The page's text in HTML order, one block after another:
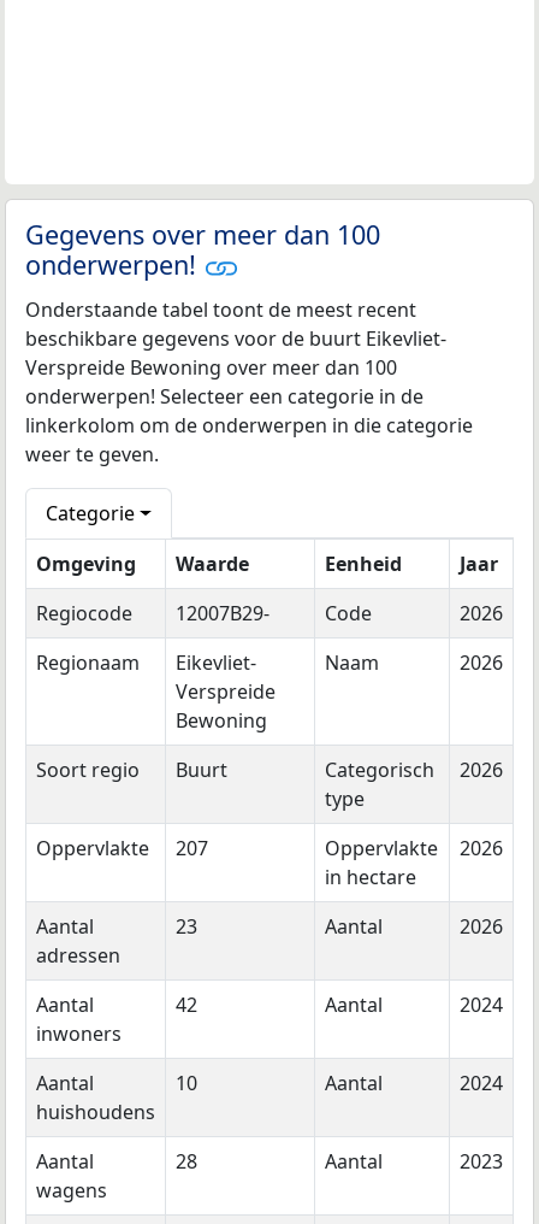
Gegevens over meer dan 100
onderwerpen!
Onderstaande tabel toont de meest recent
beschikbare gegevens voor de buurt Eikevliet-
Verspreide Bewoning over meer dan 100
onderwerpen! Selecteer een categorie in de
linkerkolom om de onderwerpen in die categorie
weer te geven.
Categorie
Omgeving
Waarde Eenheid
Jaar
Regiocode
12007B29- Code
2026
Regionaam
Eikevliet-
Verspreide
Bewoning
Naam 2026
Soort regio Buurt
Categorisch
type
2026
Oppervlakte 207
Oppervlakte
in hectare
2026
Aantal
adressen
23 Aantal 2026
Aantal
inwoners
42 Aantal 2024
Aantal
huishoudens
10 Aantal 2024
Aantal
wagens
28 Aantal 2023